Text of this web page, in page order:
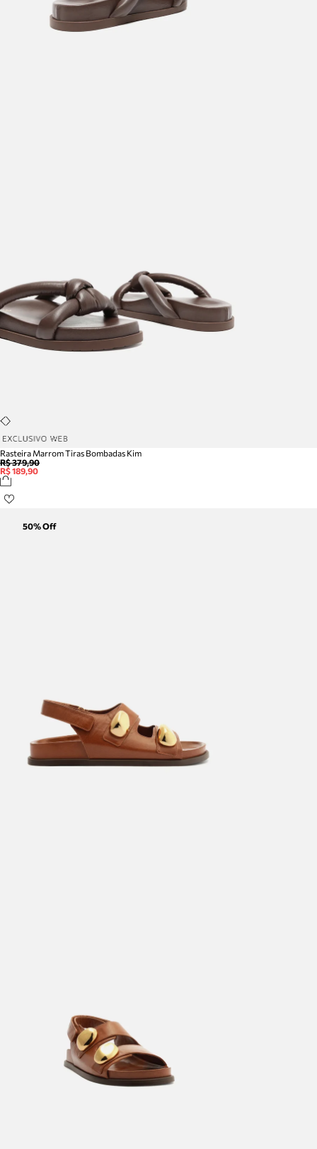
Rasteira Marrom Tiras Bombadas Kim
R$ 379,90
R$ 189,90
50% Off